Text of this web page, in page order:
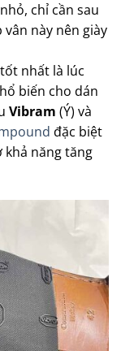
chỉ cần sau
này nên giày
nhất là lúc
biến cho dán
Vibram (Ý) và
đặc biệt
năng tăng